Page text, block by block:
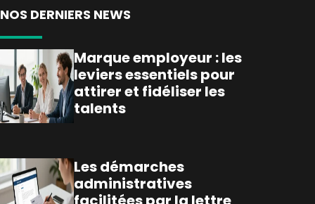
NOS DERNIERS NEWS
Marque employeur : les
leviers essentiels pour
attirer et fidéliser les
talents
Les démarches
administratives